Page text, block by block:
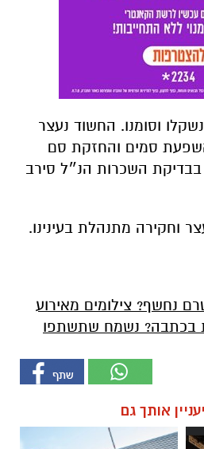
וסומנו. החשוד נעצר
סמים והחזקת סם
השכרות הנ״ל סירב
וחקירה מתנהלת בעינינו.
נחשף? צילומים מאירוע
בכתבה? נשמח שתשתפו
אותך גם